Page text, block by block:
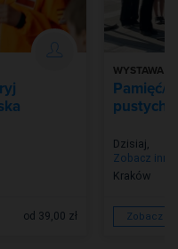
od 39,00 zł
WYSTAWA
Pamięć/
pustych
Dzisiaj
Zobacz inne
Kraków
Zobacz